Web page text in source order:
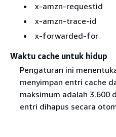
x-amzn-requestid
x-amzn-trace-id
x-forwarded-for
Waktu cache untuk hidup
Pengaturan ini
menyimpan entri cache
maksimum adalah 3.600
entri dihapus secara